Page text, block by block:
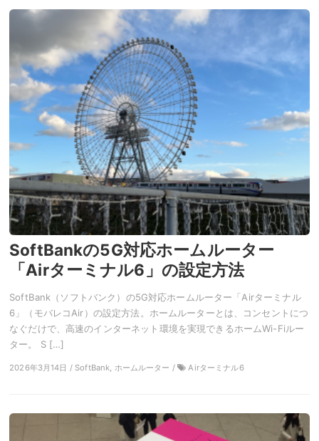
SoftBankの5G対応ホームルーター
「Airターミナル6」の設定方法
SoftBank（ソフトバンク）の5G対応ホームルーター「Airターミナル
6」（モバレコAir）の設定方法。ホームルーターとは、コンセントにつ
なぐだけで、高速のインターネット環境を実現できるホームWi-Fiルー
ター。 S […]
2026年3月14日 / SoftBank, ホームルーター / Airターミナル6